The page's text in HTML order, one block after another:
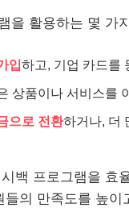
을 활용하는 몇 가
입하고, 기업 카드를
상품이나 서비스를
으로 전환하거나, 더
백 프로그램을 효
의 만족도를 높이